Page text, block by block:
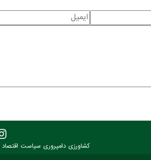
کشاورزی دامپروری سیاست اقتصاد